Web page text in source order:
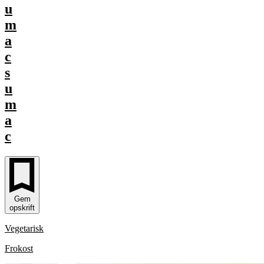
u
m
a
c
s
u
m
a
c
Gem
opskrift
Vegetarisk
Frokost